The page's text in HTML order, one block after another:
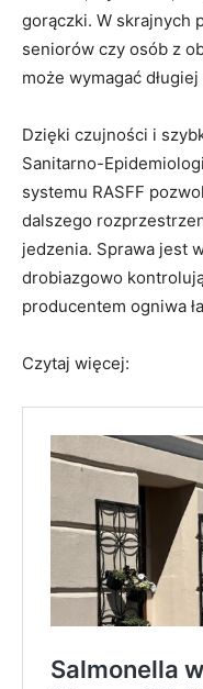
gorączki. W skrajnych
seniorów czy osób z
może wymagać
Dzięki czujności i
Sanitarno-
systemu RASFF
dalszego
jedzenia. Sprawa jest
drobiazgowo
producentem ogniwa
Czytaj więcej: